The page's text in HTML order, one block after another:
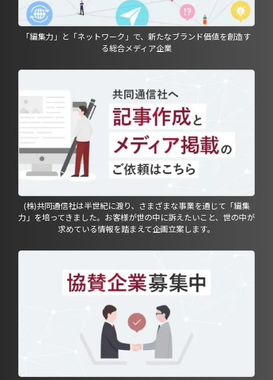
「編集力」と「ネットワーク」で、新たなブランド価値を創造す
る総合メディア企業
(株)共同通信社は半世紀に渡り、さまざまな事業を通じて「編集
力」を培ってきました。お客様が世の中に訴えたいこと、世の中が
求めている情報を踏まえて企画立案します。